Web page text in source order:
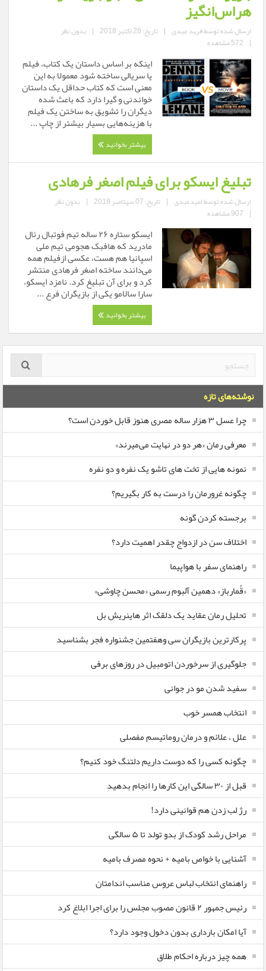
هراس‌انگیز
ارسال شده توسطفرید عبدی | تاریخ: 28 اکتبر 2018 | بدون نظر
| 572 مشاهده
اینکه بر اساس داستان یک کتاب، فیلم
یا سریالی ساخته شود معمولا به این
معنی است که کتاب حداقل یک داستان
خواندنی و گیرا دارد که باعث شده
دیگران را تشویق به ساختن یک فیلم
با هزینه‌هایی بسیار بیشتر از چاپ ...
بیشتر بخوانید
تبلیغ ایسکو برای فیلم اصغر فرهادی
ارسال شده توسطامیدعبدی | تاریخ: 07 سپتامبر 2018 | بدون نظر
| 907 مشاهده
ایسکو ستاره ۲۶ ساله تیم فوتبال رئال
مادرید که هافبک هجومی تیم ملی
اسپانیا هم هست، عکسی ازفیلم همه
می‌دانند ساخته اصغر فرهادی منتشر
کرد و برای آن تبلیغ کرد. نامزد ایسکو،
سارا سالامو یکی از بازیگران فرع ...
بیشتر بخوانید
نوشته‌های تازه
چرا عسل ۳ هزار ساله‌ مصری هنوز قابل خوردن است؟
معرفی رمان «هر دو در نهایت می‌میرند»
نمونه هایی از تخت های تاشو یک نفره و دو نفره
چگونه غرورمان را درست به کار بگیریم؟
برجسته کردن گونه
اختلاف سن در ازدواج چقدر اهمیت دارد؟
راهنمای سفر با هواپیما
«قُمارباز» دهمین آلبوم رسمی «محسن چاوشی»
تحلیل رمان عقاید یک دلقک اثر هاینریش بل
پرکارترین بازیگران سی وهفتمین جشنواره فجر بشناسید
جلوگیری از سرخوردن اتومبیل در روزهای برفی
سفید شدن مو در جوانی
انتخاب همسر خوب
علل ، علائم و درمان روماتیسم مفصلی
چگونه کسی را که دوست داریم دلتنگ خود کنیم؟
قبل از ۳۰ سالگی این کارها را انجام بدهید
رژ لب زدن هم قوانینی دارد!
مراحل رشد کودک از بدو تولد تا ۵ سالگی
آشنایی با خواص بامیه + نحوه مصرف بامیه
راهنمای انتخاب لباس عروس مناسب اندامتان
رئیس جمهور ۲ قانون مصوب مجلس را برای اجرا ابلاغ کرد
آیا امکان بارداری بدون دخول وجود دارد؟
همه چیز درباره احکام طلاق